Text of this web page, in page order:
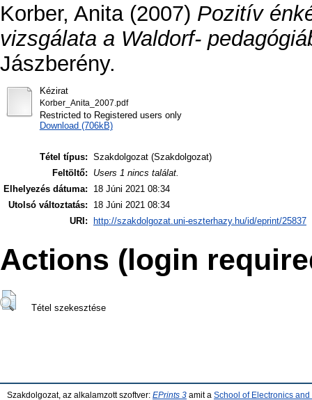
Korber, Anita(2007) Pozitív
vizsgálata a Waldorf-
Jászberény.
Kézirat
Korber_Anita_2007.pdf
Restricted to Registered users only
Download (706kB)
Tétel típus: Szakdolgozat (Szakdolgozat)
Feltöltő:
Users 1 nincs találat.
Elhelyezés dátuma:
18 Júni 2021 08:34
Utolsó változtatás:
18 Júni 2021 08:34
URI:
http://szakdolgozat.uni-eszterhazy.hu/id/eprint/25837
Actions (login
Tétel szekesztése
Szakdolgozat, az alkalamzott szoftver: EPrints 3 amit a School of Electronics